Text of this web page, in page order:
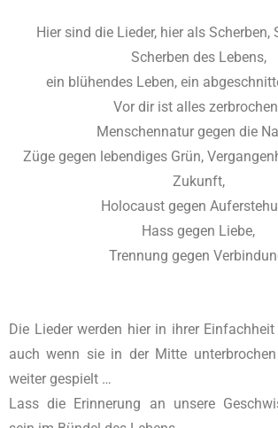
Hier sind die Lieder, hier als Scherben,
Scherben des Lebens,
ein blühendes Leben, ein
Vor dir ist alles
Menschennatur gegen die
Züge gegen lebendiges Grün,
Zukunft,
Holocaust gegen
Hass gegen Liebe,
Trennung gegen
Die Lieder werden hier in ihrer
auch wenn sie in der Mitte
weiter gespielt …
Lass die Erinnerung an unsere